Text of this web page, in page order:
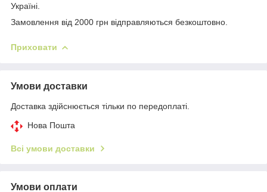
Україні.
Замовлення від 2000 грн відправляються безкоштовно.
Приховати
Умови доставки
Доставка здійснюється тільки по передоплаті.
Нова Пошта
Всі умови доставки
Умови оплати